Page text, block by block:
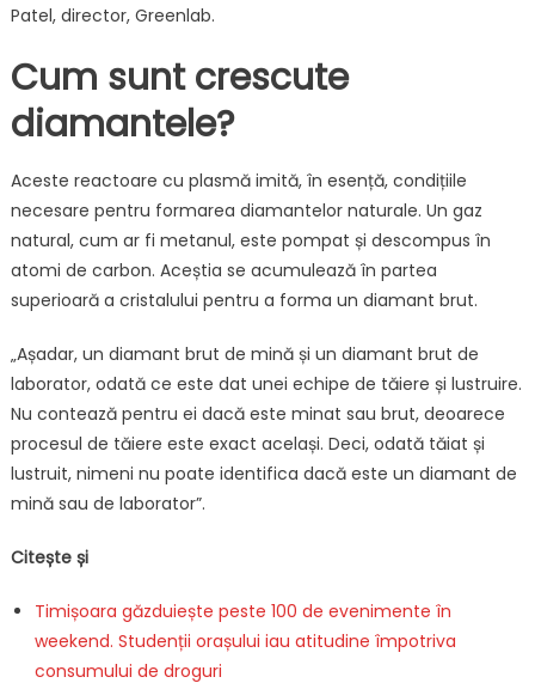
Patel, director, Greenlab.
Cum sunt crescute
diamantele?
Aceste reactoare cu plasmă imită, în esență, condițiile
necesare pentru formarea diamantelor naturale. Un gaz
natural, cum ar fi metanul, este pompat și descompus în
atomi de carbon. Aceștia se acumulează în partea
superioară a cristalului pentru a forma un diamant brut.
„Așadar, un diamant brut de mină și un diamant brut de
laborator, odată ce este dat unei echipe de tăiere și lustruire.
Nu contează pentru ei dacă este minat sau brut, deoarece
procesul de tăiere este exact același. Deci, odată tăiat și
lustruit, nimeni nu poate identifica dacă este un diamant de
mină sau de laborator”.
Citește și
Timișoara găzduiește peste 100 de evenimente în
weekend. Studenții orașului iau atitudine împotriva
consumului de droguri